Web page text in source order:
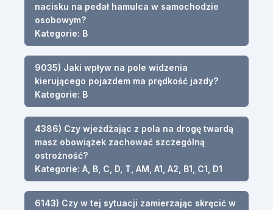
nacisku na pedał hamulca w samochodzie
osobowym?
Kategorie: B
9035) Jaki wpływ na pole widzenia
kierującego pojazdem ma prędkość jazdy?
Kategorie: B
4386) Czy wjeżdżając z pola na drogę twardą
masz obowiązek zachować szczególną
ostrożność?
Kategorie: A, B, C, D, T, AM, A1, A2, B1, C1, D1
6143) Czy w tej sytuacji zamierzając skręcić w